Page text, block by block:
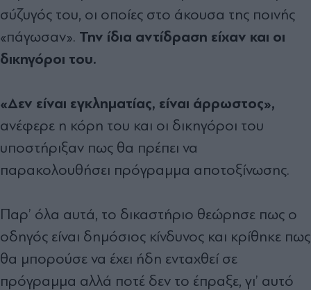
σύζυγός του, οι οποίες στο άκουσα της ποινής
«πάγωσαν». Την ίδια αντίδραση είχαν και οι
δικηγόροι του.
«Δεν είναι εγκληματίας, είναι άρρωστος»,
ανέφερε η κόρη του και οι δικηγόροι του
υποστήριξαν πως θα πρέπει να
παρακολουθήσει πρόγραμμα αποτοξίνωσης.
Παρ’ όλα αυτά, το δικαστήριο θεώρησε πως ο
οδηγός είναι δημόσιος κίνδυνος και κρίθηκε πως
θα μπορούσε να έχει ήδη ενταχθεί σε
πρόγραμμα αλλά ποτέ δεν το έπραξε, γι’ αυτό